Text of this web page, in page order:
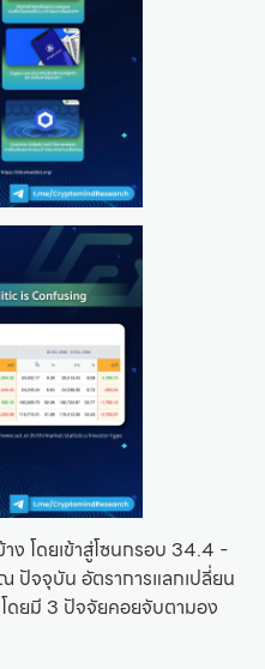
ง โดยเข้าสู่โซนกรอบ 34.4 -
ปัจจุบัน อัตราการแลกเปลี่ยน
ดยมี 3 ปัจจัยคอยจับตามอง